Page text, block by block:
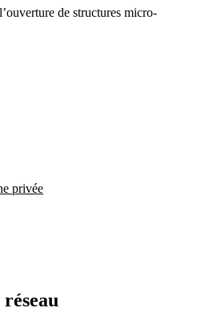
de structures micro-
privée